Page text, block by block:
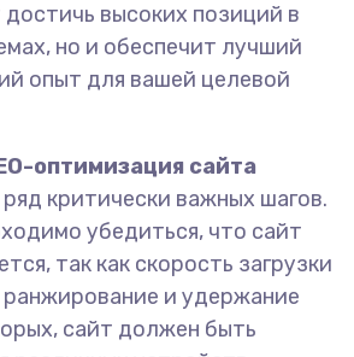
высоких позиций в
но и обеспечит лучший
опыт для вашей целевой
оптимизация сайта
критически важных шагов.
убедиться, что сайт
так как скорость загрузки
ранжирование и удержание
сайт должен быть